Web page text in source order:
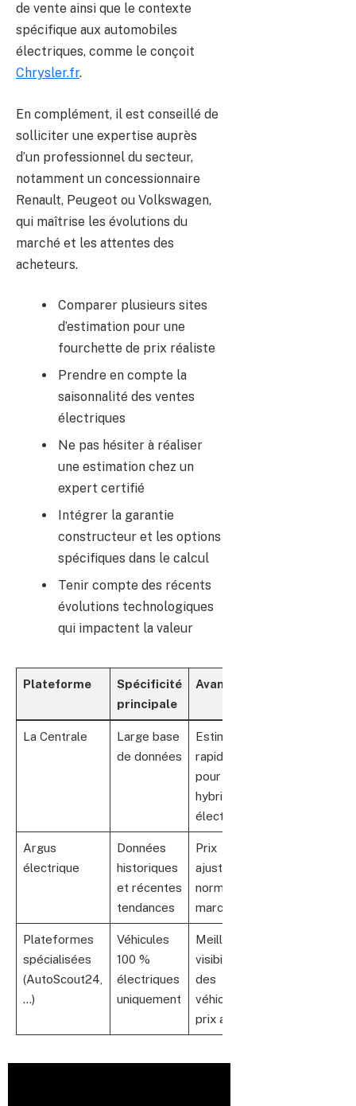
de vente ainsi que le contexte
spécifique aux automobiles
électriques, comme le conçoit
Chrysler.fr.
En complément, il est conseillé de
solliciter une expertise auprès
d’un professionnel du secteur,
notamment un concessionnaire
Renault, Peugeot ou Volkswagen,
qui maîtrise les évolutions du
marché et les attentes des
acheteurs.
Comparer plusieurs sites
d’estimation pour une
fourchette de prix réaliste
Prendre en compte la
saisonnalité des ventes
électriques
Ne pas hésiter à réaliser
une estimation chez un
expert certifié
Intégrer la garantie
constructeur et les options
spécifiques dans le calcul
Tenir compte des récents
évolutions technologiques
qui impactent la valeur
Plateforme
Spécificité
principale
Avantage
La Centrale
Large base
de données
Estimation
rapide
pour
hybrides et
électriques
Argus
électrique
Données
historiques
et récentes
tendances
Prix
ajustés aux
normes de
marché
Plateformes
spécialisées
(AutoScout24,
…)
Véhicules
100 %
électriques
uniquement
Meilleure
visibilité
des
véhicules à
prix ajusté